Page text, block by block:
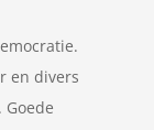
en divers